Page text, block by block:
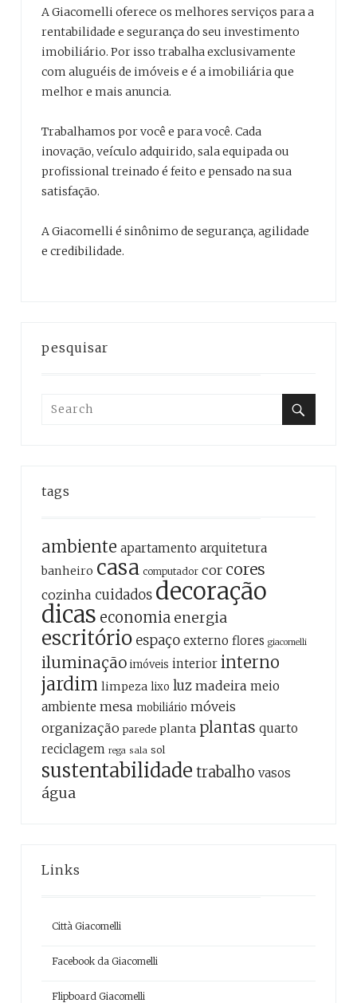
A Giacomelli oferece os melhores serviços para a
rentabilidade e segurança do seu investimento
imobiliário. Por isso trabalha exclusivamente
com aluguéis de imóveis e é a imobiliária que
melhor e mais anuncia.
Trabalhamos por você e para você. Cada
inovação, veículo adquirido, sala equipada ou
profissional treinado é feito e pensado na sua
satisfação.
A Giacomelli é sinônimo de segurança, agilidade
e credibilidade.
pesquisar
Search
tags
ambiente apartamento arquitetura
banheiro casa computador cor cores
cozinha cuidados decoração
dicas economia energia
escritório espaço externo flores giacomelli
iluminação imóveis interior interno
jardim limpeza lixo luz madeira meio
ambiente mesa mobiliário móveis
organização parede planta plantas quarto
reciclagem rega sala sol
sustentabilidade trabalho vasos
água
Links
Città Giacomelli
Facebook da Giacomelli
Flipboard Giacomelli